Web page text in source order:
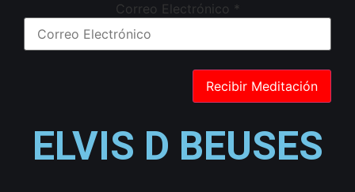
Correo Electrónico *
ELVIS D BEUSES